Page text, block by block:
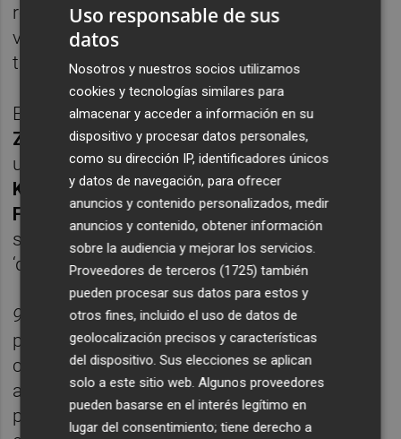
realidades que desafían tabúes todavía
vigentes sobre intersexualidad y
transexualidad.
El papel principal recae en el actor trans
Zack Gómez-Rollsy a su alrededor aparece
un reparto con nombres comoMaría León
Kiti Mánver,Gus Bernal,Adela Castaño
Fernando GuallaryJorge Sanz,
sorprendente en su papel de padre
‘deconstruido’.
9 lunases una pequeña sorpresa dentro del
panorama del cine español por la delicadeza
con la que trata los complejos temas que
aborda sin, por ello, perder dosis de ligereza,
pero tampoco de compromiso. Una
Uso responsable de sus
datos
Nosotros y nuestros socios utilizamos
cookies y tecnologías similares para
almacenar y acceder a información en su
dispositivo y procesar datos personales,
como su dirección IP, identificadores únicos
y datos de navegación, para ofrecer
anuncios y contenido personalizados, medir
anuncios y contenido, obtener información
sobre la audiencia y mejorar los servicios.
Proveedores de terceros (1725) también
pueden procesar sus datos para estos y
otros fines, incluido el uso de datos de
geolocalización precisos y características
del dispositivo. Sus elecciones se aplican
solo a este sitio web. Algunos proveedores
pueden basarse en el interés legítimo en
lugar del consentimiento; tiene derecho a